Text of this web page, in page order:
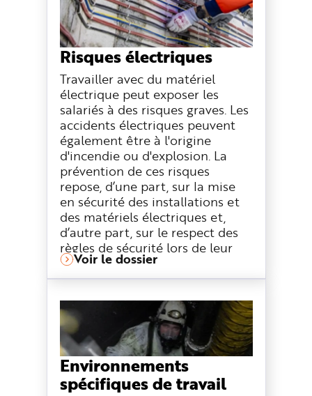
Risques électriques
Travailler avec du matériel
électrique peut exposer les
salariés à des risques graves. Les
accidents électriques peuvent
également être à l'origine
d'incendie ou d'explosion. La
prévention de ces risques
repose, d’une part, sur la mise
en sécurité des installations et
des matériels électriques et,
d’autre part, sur le respect des
règles de sécurité lors de leur
utilisation ou lors de
l’intervention sur ou à proximité
Voir le dossier
Environnements
spécifiques de travail